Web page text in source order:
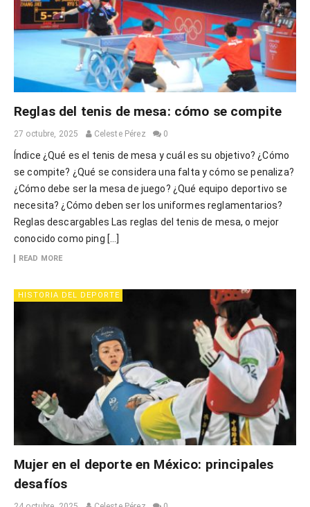
Reglas del tenis de mesa: cómo se compite
27 octubre, 2025 Celeste Pérez 0
Índice ¿Qué es el tenis de mesa y cuál es su objetivo? ¿Cómo
se compite? ¿Qué se considera una falta y cómo se penaliza?
¿Cómo debe ser la mesa de juego? ¿Qué equipo deportivo se
necesita? ¿Cómo deben ser los uniformes reglamentarios?
Reglas descargables Las reglas del tenis de mesa, o mejor
conocido como ping […]
READ MORE
HISTORIA DEL DEPORTE
Mujer en el deporte en México: principales
desafíos